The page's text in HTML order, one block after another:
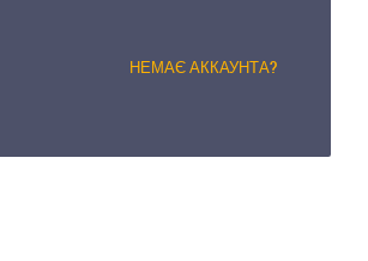
НЕМАЄ АККАУНТА?